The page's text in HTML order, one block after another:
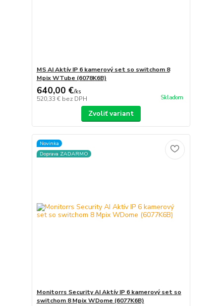
MS AI Aktív IP 6 kamerový set so switchom 8
Mpix WTube (6078K6B)
640,00 €/ks
520,33 € bez DPH Skladom
Zvoliť variant
Novinka
Doprava ZADARMO
Monitorrs Security AI Aktív IP 6 kamerový set so
switchom 8 Mpix WDome (6077K6B)